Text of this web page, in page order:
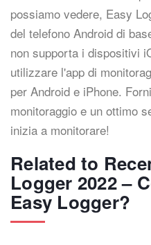
possiamo vedere, Easy
del telefono Android di
non supporta i dispositivi
utilizzare l'app di
per Android e iPhone.
monitoraggio e un ottimo
inizia a monitorare!
Related to
Logger 2022 –
Easy Logger?